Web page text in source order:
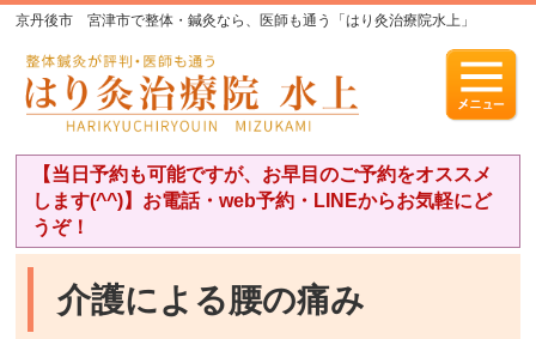
京丹後市 宮津市で整体・鍼灸なら、医師も通う「はり灸治療院水上」
【当日予約も可能ですが、お早目のご予約をオススメ
します(^^)】お電話・web予約・LINEからお気軽にど
うぞ！
介護による腰の痛み